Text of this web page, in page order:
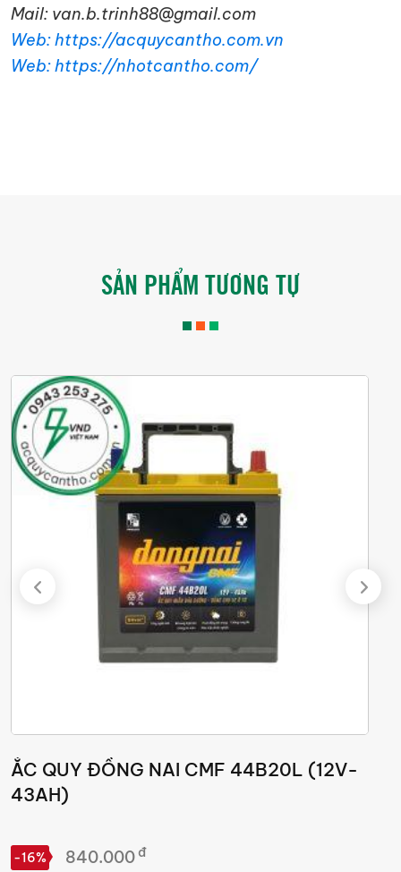
Mail: van.b.trinh88@gmail.com
Web: https://acquycantho.com.vn
Web: https://nhotcantho.com/
SẢN PHẨM TƯƠNG TỰ
ẮC QUY ĐỒNG NAI CMF 44B20L (12V-
43AH)
-16% 840.000 đ